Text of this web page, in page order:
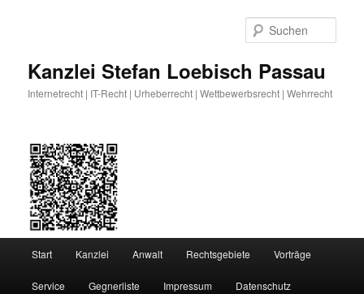
Kanzlei Stefan Loebisch Passau
Internetrecht | IT-Recht | Urheberrecht | Wettbewerbsrecht | Wehrrecht
Start Kanzlei Anwalt Rechtsgebiete Vorträge
Service Gegnerliste Impressum Datenschutz